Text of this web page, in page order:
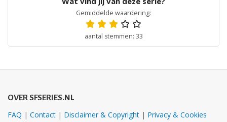
Gemiddelde waardering:
aantal stemmen: 33
OVER SFSERIES.NL
FAQ | Contact | Disclaimer & Copyright | Privacy & Cookies